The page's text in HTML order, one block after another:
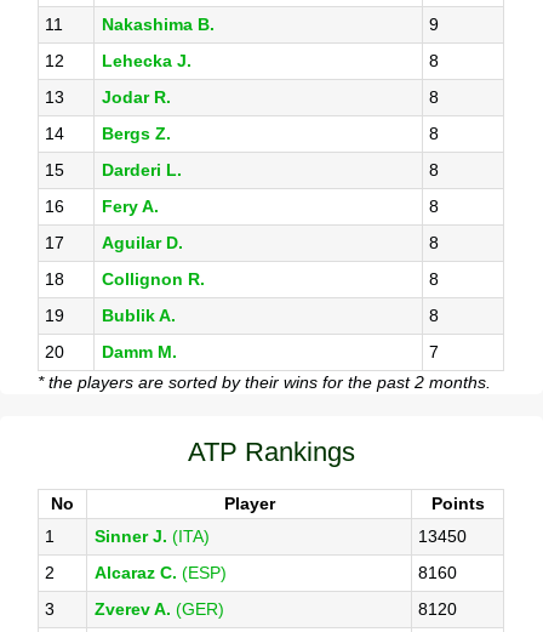
11
Nakashima B.
9
12
Lehecka J.
8
13
Jodar R.
8
14
Bergs Z.
8
15
Darderi L.
8
16
Fery A.
8
17
Aguilar D.
8
18
Collignon R.
8
19
Bublik A.
8
20
Damm M.
7
* the players are sorted by their wins for the past 2 months.
ATP Rankings
No Player
Points
1
Sinner J. (ITA)
13450
2
Alcaraz C. (ESP)
8160
3
Zverev A. (GER)
8120